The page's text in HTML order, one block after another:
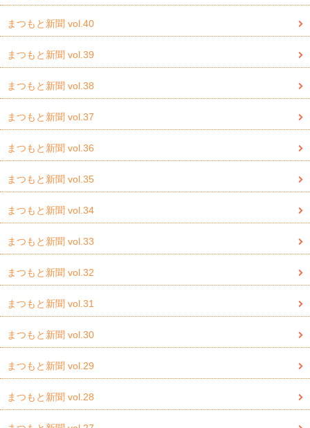
まつもと新聞 vol.40
まつもと新聞 vol.39
まつもと新聞 vol.38
まつもと新聞 vol.37
まつもと新聞 vol.36
まつもと新聞 vol.35
まつもと新聞 vol.34
まつもと新聞 vol.33
まつもと新聞 vol.32
まつもと新聞 vol.31
まつもと新聞 vol.30
まつもと新聞 vol.29
まつもと新聞 vol.28